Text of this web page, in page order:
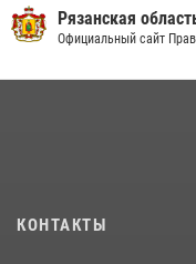
Вневедомственная охрана
подразделений за первое
рассказал о службе во
Рязанская
Официальный сайт
КОНТАКТЫ